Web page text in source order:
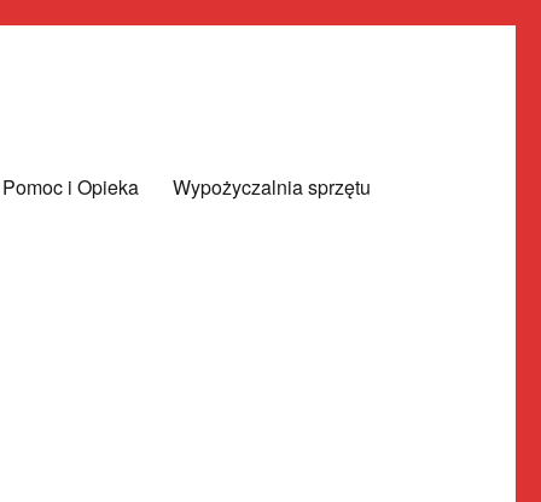
Pomoc i Opieka
Wypożyczalnia sprzętu